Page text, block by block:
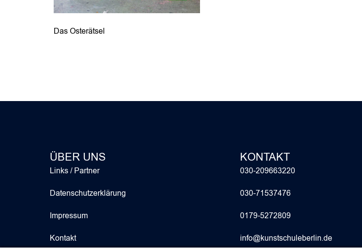
Das Osterätsel
ÜBER UNS
Links / Partner
Datenschutzerklärung
Impressum
Kontakt
KONTAKT
030-209663220
030-71537476
0179-5272809
info@kunstschuleberlin.de